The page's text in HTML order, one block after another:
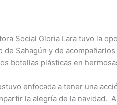
Social Gloria Lara tuvo la
de Sahagún y de
botellas plásticas en
enfocada a tener una
la alegría de la navidad.